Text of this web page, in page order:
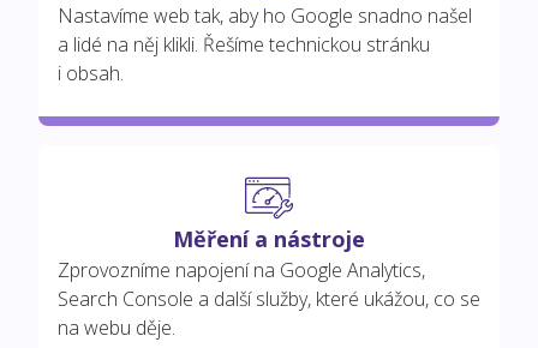
Nastavíme web tak, aby ho Google snadno našel
a lidé na něj klikli. Řešíme technickou stránku
i obsah.
Měření a nástroje
Zprovozníme napojení na Google Analytics,
Search Console a další služby, které ukážou, co se
na webu děje.